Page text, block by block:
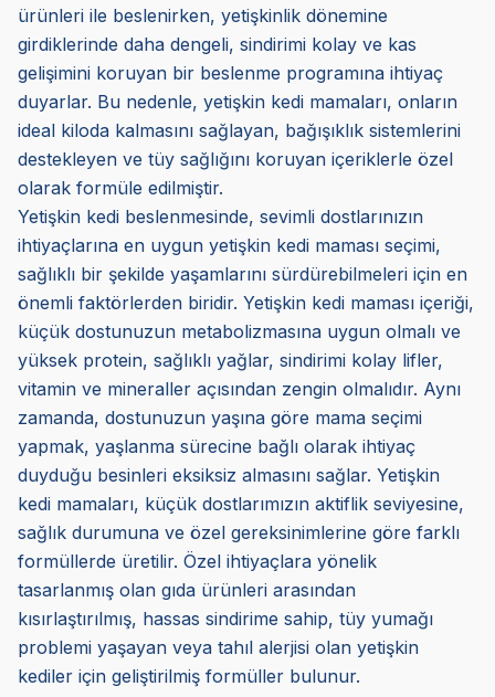
ürünleri ile beslenirken, yetişkinlik dönemine
girdiklerinde daha dengeli, sindirimi kolay ve kas
gelişimini koruyan bir beslenme programına ihtiyaç
duyarlar. Bu nedenle, yetişkin kedi mamaları, onların
ideal kiloda kalmasını sağlayan, bağışıklık sistemlerini
destekleyen ve tüy sağlığını koruyan içeriklerle özel
olarak formüle edilmiştir.
Yetişkin kedi beslenmesinde, sevimli dostlarınızın
ihtiyaçlarına en uygun yetişkin kedi maması seçimi,
sağlıklı bir şekilde yaşamlarını sürdürebilmeleri için en
önemli faktörlerden biridir. Yetişkin kedi maması içeriği,
küçük dostunuzun metabolizmasına uygun olmalı ve
yüksek protein, sağlıklı yağlar, sindirimi kolay lifler,
vitamin ve mineraller açısından zengin olmalıdır. Aynı
zamanda, dostunuzun yaşına göre mama seçimi
yapmak, yaşlanma sürecine bağlı olarak ihtiyaç
duyduğu besinleri eksiksiz almasını sağlar. Yetişkin
kedi mamaları, küçük dostlarımızın aktiflik seviyesine,
sağlık durumuna ve özel gereksinimlerine göre farklı
formüllerde üretilir. Özel ihtiyaçlara yönelik
tasarlanmış olan gıda ürünleri arasından
kısırlaştırılmış, hassas sindirime sahip, tüy yumağı
problemi yaşayan veya tahıl alerjisi olan yetişkin
kediler için geliştirilmiş formüller bulunur.